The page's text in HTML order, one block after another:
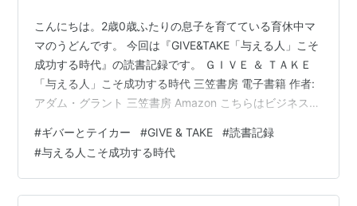
こんにちは。2歳0歳ふたりの息子を育てている育休中マ
マのうどんです。 今回は『GIVE&TAKE「与える人」こそ
成功する時代』の読書記録です。 ＧＩＶＥ ＆ ＴＡＫＥ
「与える人」こそ成功する時代 三笠書房 電子書籍 作者:
アダム・グラント 三笠書房 Amazon こちらはビジネス系
で紹介されていたので読んでみようと思い借りてみまし
た。 結論、読んでよかったです！笑 人間の思考と行動の
三類型 可能性を信じることで実現する ギバーが成功する
には 成功するギバーとそうでないギバー おわりに 人間
#ギバーとテイカー #GIVE & TAKE #読書記録
#与える人こそ成功する時代